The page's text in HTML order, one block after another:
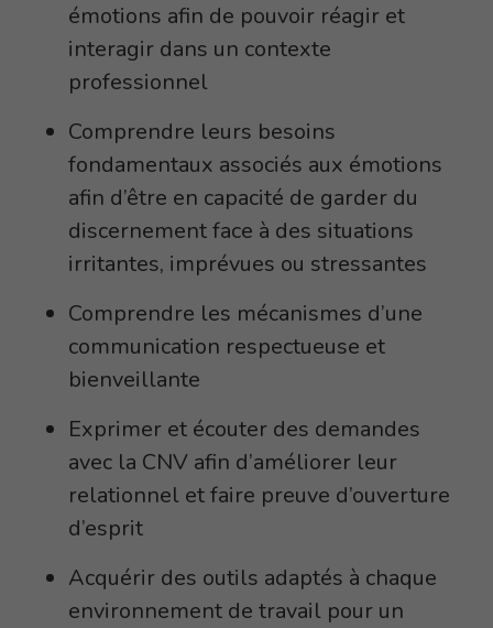
émotions afin de pouvoir réagir et
interagir dans un contexte
professionnel
Comprendre leurs besoins
fondamentaux associés aux émotions
afin d’être en capacité de garder du
discernement face à des situations
irritantes, imprévues ou stressantes
Comprendre les mécanismes d’une
communication respectueuse et
bienveillante
Exprimer et écouter des demandes
avec la CNV afin d’améliorer leur
relationnel et faire preuve d’ouverture
d’esprit
Acquérir des outils adaptés à chaque
environnement de travail pour un